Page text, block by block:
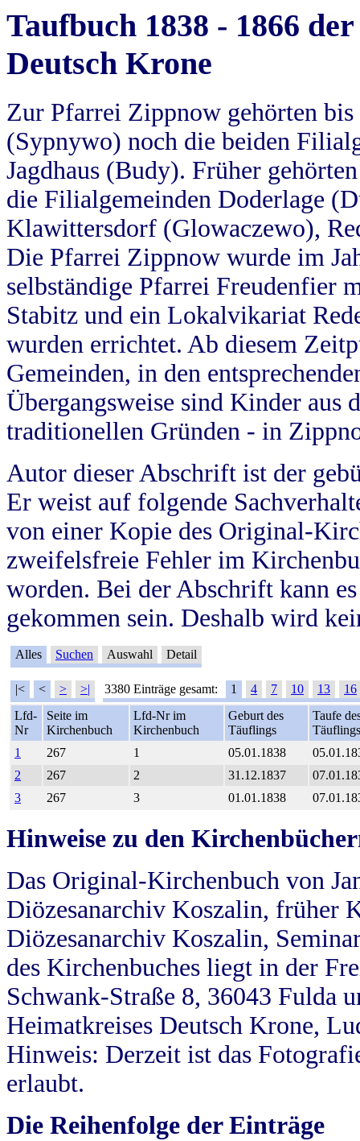
Taufbuch 1838 - 1866
Deutsch Krone
Zur Pfarrei Zippnow gehörten
(Sypnywo) noch die beiden
Jagdhaus (Budy). Früher
die Filialgemeinden Doderlage
Klawittersdorf (Glowaczewo),
Die Pfarrei Zippnow wurde im
selbständige Pfarrei Freudenfier
Stabitz und ein Lokalvikariat
wurden errichtet. Ab diesem
Gemeinden, in den
Übergangsweise sind Kinder aus
traditionellen Gründen - in
Autor dieser Abschrift ist der
Er weist auf folgende
von einer Kopie des Original-
zweifelsfreie Fehler im
worden. Bei der Abschrift kann
gekommen sein. Deshalb wird
Alles Suchen Auswahl Detail
|< < > >| 3380 Einträge gesamt: 1 4 7 10 13
16
Lfd-
Nr
Seite im
Kirchenbuch
Lfd-Nr im
Kirchenbuch
Geburt des
Täuflings
Taufe
Täuflings
1
267 1 05.01.1838
2
267 2 31.12.1837
3
267 3 01.01.1838
Hinweise zu den
Das Original-Kirchenbuch von
Diözesanarchiv Koszalin, früher
Diözesanarchiv Koszalin,
des Kirchenbuches liegt in der
Schwank-Straße 8, 36043 Fulda
Heimatkreises Deutsch Krone,
Hinweis: Derzeit ist das
erlaubt.
Die Reihenfolge der Einträge